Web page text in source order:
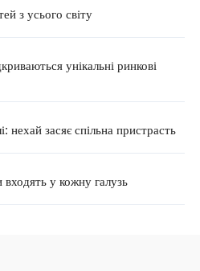
з усього світу
унікальні ринкові
нехай засяє спільна пристрасть
у кожну галузь